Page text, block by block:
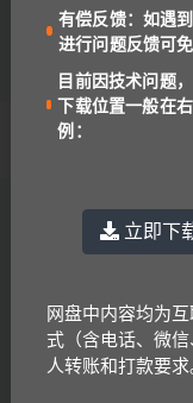
有偿反馈：如遇
进行问题反馈可
目前因技术问题
下载位置一般在
例：
立即下
网盘中内容均为
式（含电话、微
人转账和打款要求